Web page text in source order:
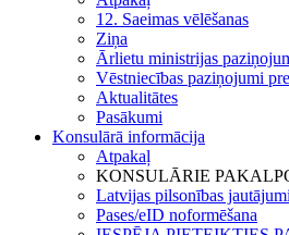
12. Saeimas vēlēšanas
Ziņa
Ārlietu ministrijas
Vēstniecības paziņojumi
Aktualitātes
Pasākumi
Konsulārā informācija
Atpakaļ
KONSULĀRIE
Latvijas pilsonības jautājumi
Pases/eID noformēšana